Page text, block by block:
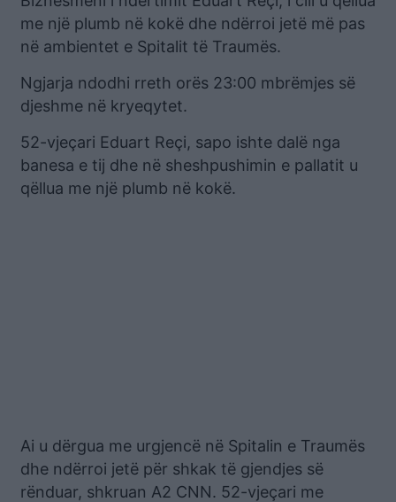
me një plumb në kokë dhe ndërroi jetë më pas
në ambientet e Spitalit të Traumës.
Ngjarja ndodhi rreth orës 23:00 mbrëmjes së
djeshme në kryeqytet.
52-vjeçari Eduart Reçi, sapo ishte dalë nga
banesa e tij dhe në sheshpushimin e pallatit u
qëllua me një plumb në kokë.
Ai u dërgua me urgjencë në Spitalin e Traumës
dhe ndërroi jetë për shkak të gjendjes së
rënduar, shkruan A2 CNN. 52-vjeçari me